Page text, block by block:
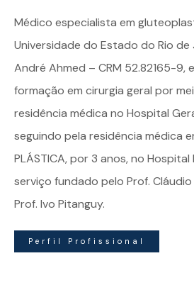
Médico especialista em
Universidade do Estado do Rio de
André Ahmed – CRM 52.82165-9,
formação em cirurgia geral por
residência médica no Hospital
seguindo pela residência médica
PLÁSTICA, por 3 anos, no
serviço fundado pelo Prof.
Prof. Ivo Pitanguy.
Perfil Profissional